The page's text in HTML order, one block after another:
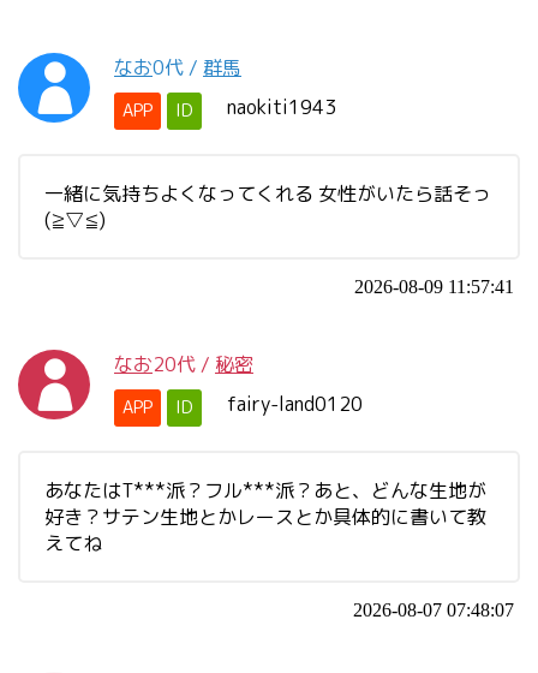
なお0代 / 群馬
APP ID naokiti1943
一緒に気持ちよくなってくれる 女性がいたら話そっ
(≧▽≦)
2026-08-09 11:57:41
なお20代 / 秘密
APP ID fairy-land0120
あなたはT***派？フル***派？あと、どんな生地が
好き？サテン生地とかレースとか具体的に書いて教
えてね
2026-08-07 07:48:07